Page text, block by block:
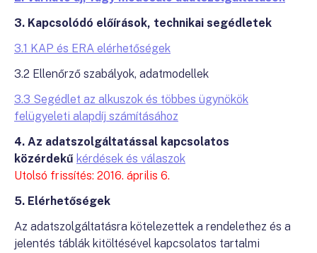
3. Kapcsolódó előírások, technikai segédletek
3.1 KAP és ERA elérhetőségek
3.2 Ellenőrző szabályok, adatmodellek
3.3 Segédlet az alkuszok és többes ügynökök
felügyeleti alapdíj számításához
4. Az adatszolgáltatással kapcsolatos
közérdekű kérdések és válaszok
Utolsó frissítés: 2016. április 6.
5. Elérhetőségek
Az adatszolgáltatásra kötelezettek a rendelethez és a
jelentés táblák kitöltésével kapcsolatos tartalmi